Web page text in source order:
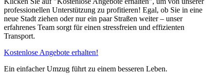
professionellen Unterstützung zu profitieren! Egal, ob Sie in eine
neue Stadt ziehen oder nur ein paar Straßen weiter – unser
erfahrenes Team sorgt für einen stressfreien und effizienten
Transport.
Kostenlose Angebote erhalten!
Ein einfacher Umzug führt zu einem besseren Leben.